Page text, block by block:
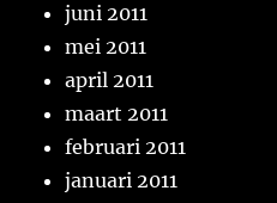
juni 2011
mei 2011
april 2011
maart 2011
februari 2011
januari 2011